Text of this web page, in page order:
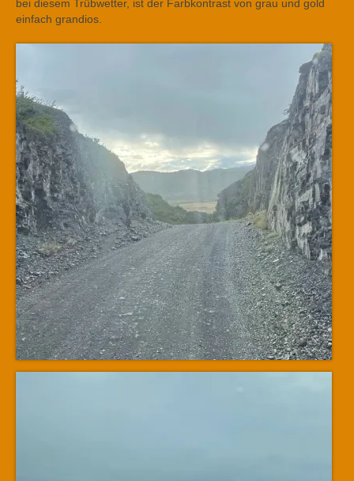
bei diesem Trübwetter, ist der Farbkontrast von grau und gold
einfach grandios.